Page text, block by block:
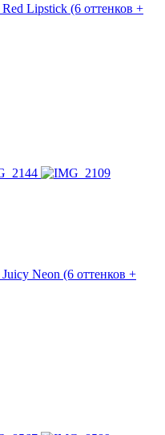
Lipstick (6 оттенков +
Neon (6 оттенков +